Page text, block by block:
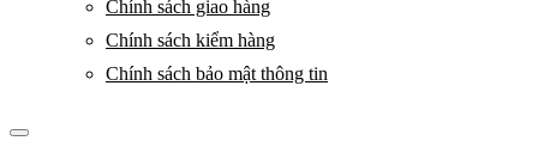
Chính sách giao hàng
Chính sách kiểm hàng
Chính sách bảo mật thông tin